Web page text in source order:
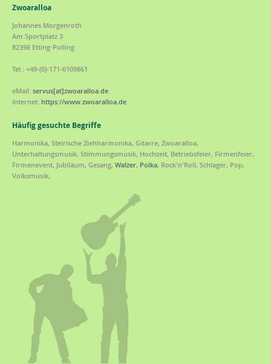
Zwoaralloa
Johannes Morgenroth
Am Sportplatz 3
82398 Etting-Polling
Tel.: +49-(0)-171-6109861
eMail: servus[at]zwoaralloa.de
Internet: https://www.zwoaralloa.de
Häufig gesuchte Begriffe
Harmonika, Steirische Ziehharmonika, Gitarre, Zwoaralloa,
Unterhaltungsmusik, Stimmungsmusik, Hochzeit, Betriebsfeier, Firmenfeier,
Firmenevent, Jubiläum, Gesang, Walzer, Polka, Rock'n'Roll, Schlager, Pop,
Volksmusik,